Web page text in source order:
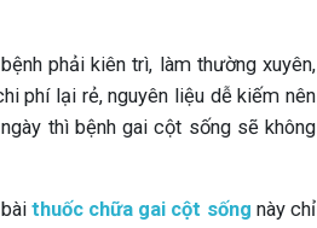
phải kiên trì, làm thường xuyên,
phí lại rẻ, nguyên liệu dễ kiếm nên
thì bệnh gai cột sống sẽ không
thuốc chữa gai cột sống này chỉ